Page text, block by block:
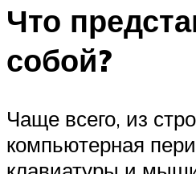
Что
собой?
Чаще всего, из
компьютерная